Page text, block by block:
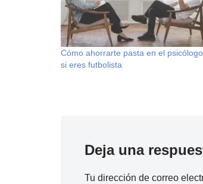
Cómo ahorrarte pasta en el psicólogo
si eres futbolista
Deja una
Tu dirección de correo